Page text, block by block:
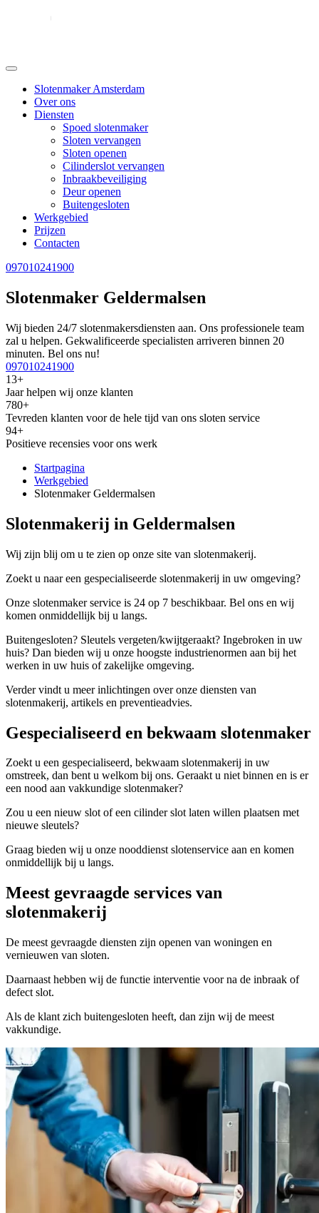
Slotenmaker Amsterdam
Over ons
Diensten
Spoed slotenmaker
Sloten vervangen
Sloten openen
Cilinderslot vervangen
Inbraakbeveiliging
Deur openen
Buitengesloten
Werkgebied
Prijzen
Contacten
097010241900
Slotenmaker Geldermalsen
Wij bieden 24/7 slotenmakersdiensten aan. Ons professionele team
zal u helpen. Gekwalificeerde specialisten arriveren binnen 20
minuten. Bel ons nu!
097010241900
13+
Jaar helpen wij onze klanten
780+
Tevreden klanten voor de hele tijd van ons sloten service
94+
Positieve recensies voor ons werk
Startpagina
Werkgebied
Slotenmaker Geldermalsen
Slotenmakerij in Geldermalsen
Wij zijn blij om u te zien op onze site van slotenmakerij.
Zoekt u naar een gespecialiseerde slotenmakerij in uw omgeving?
Onze slotenmaker service is 24 op 7 beschikbaar. Bel ons en wij
komen onmiddellijk bij u langs.
Buitengesloten? Sleutels vergeten/kwijtgeraakt? Ingebroken in uw
huis? Dan bieden wij u onze hoogste industrienormen aan bij het
werken in uw huis of zakelijke omgeving.
Verder vindt u meer inlichtingen over onze diensten van
slotenmakerij, artikels en preventieadvies.
Gespecialiseerd en bekwaam slotenmaker
Zoekt u een gespecialiseerd, bekwaam slotenmakerij in uw
omstreek, dan bent u welkom bij ons. Geraakt u niet binnen en is er
een nood aan vakkundige slotenmaker?
Zou u een nieuw slot of een cilinder slot laten willen plaatsen met
nieuwe sleutels?
Graag bieden wij u onze nooddienst slotenservice aan en komen
onmiddellijk bij u langs.
Meest gevraagde services van
slotenmakerij
De meest gevraagde diensten zijn openen van woningen en
vernieuwen van sloten.
Daarnaast hebben wij de functie interventie voor na de inbraak of
defect slot.
Als de klant zich buitengesloten heeft, dan zijn wij de meest
vakkundige.